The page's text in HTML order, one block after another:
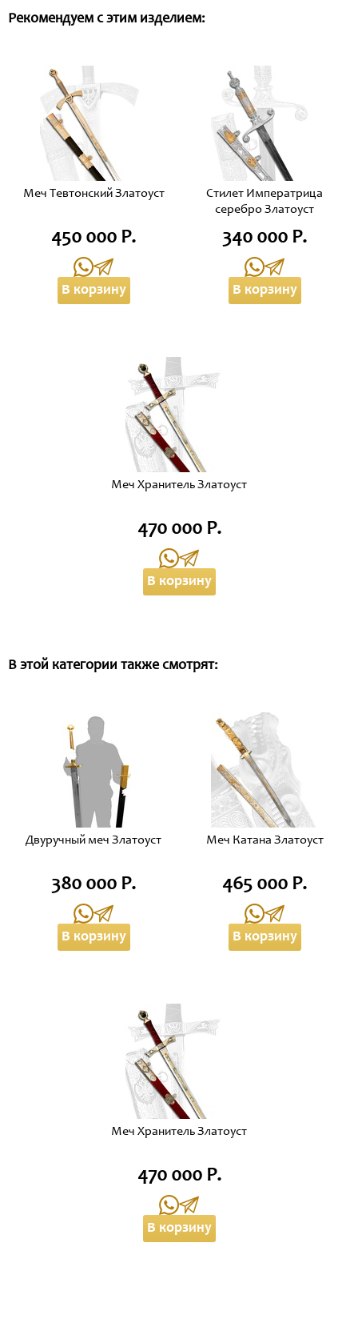
Рекомендуем с этим изделием:
Меч Тевтонский Златоуст
450 000 Р.
В корзину
Стилет Императрица
серебро Златоуст
340 000 Р.
В корзину
Меч Хранитель Златоуст
470 000 Р.
В корзину
В этой категории также смотрят:
Двуручный меч Златоуст
380 000 Р.
В корзину
Меч Катана Златоуст
465 000 Р.
В корзину
Меч Хранитель Златоуст
470 000 Р.
В корзину